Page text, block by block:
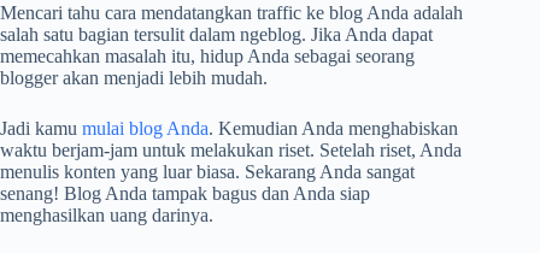
Mencari tahu cara mendatangkan traffic ke blog Anda adalah
salah satu bagian tersulit dalam ngeblog. Jika Anda dapat
memecahkan masalah itu, hidup Anda sebagai seorang
blogger akan menjadi lebih mudah.
Jadi kamu mulai blog Anda. Kemudian Anda menghabiskan
waktu berjam-jam untuk melakukan riset. Setelah riset, Anda
menulis konten yang luar biasa. Sekarang Anda sangat
senang! Blog Anda tampak bagus dan Anda siap
menghasilkan uang darinya.